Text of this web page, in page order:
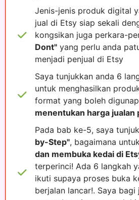
Jenis-jenis produk digital
jual di Etsy siap sekali
kongsikan juga perkara-
Dont" yang perlu anda
menjadi penjual di Etsy
Saya tunjukkan anda 6
untuk menghasilkan
format yang boleh
menentukan harga jualan
Pada bab ke-5, saya
by-Step", bagaimana
dan membuka kedai di
terperinci! Ada 6 langkah
ikuti supaya proses buka
berjalan lancar!. Saya